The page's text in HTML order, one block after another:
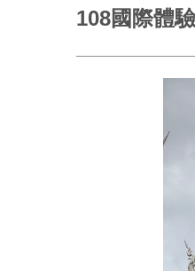
108國際體